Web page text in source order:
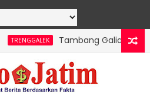
Tambang Galian C
Patroli Terpadu Serta Edukasi